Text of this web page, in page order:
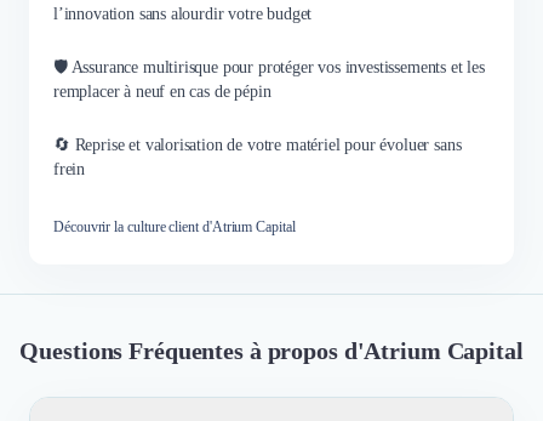
l’innovation sans alourdir votre budget
🛡️ Assurance multirisque pour protéger vos investissements et les
remplacer à neuf en cas de pépin
🔄 Reprise et valorisation de votre matériel pour évoluer sans
frein
Découvrir la culture client d'Atrium Capital
Questions Fréquentes à propos d'Atrium Capital